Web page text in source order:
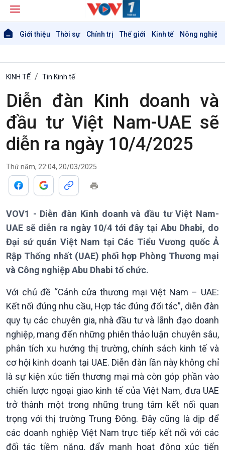
Giới thiệu Thời sự Chính trị Thế giới Kinh tế Nông nghiệp
Thời sự 6h
Thời sự 12h
Thời sự 18h
Thời sự 21h30
Bản tin
Theo dòng Thời sự
Tin Chính trị
Chính phủ với người dân
Thế giới
Tin thế giới
Vấn đề quốc tế
KINH TẾ Tin Kinh tế
Diễn đàn Kinh doanh và
đầu tư Việt Nam-UAE sẽ
diễn ra ngày 10/4/2025
Thứ năm, 22:04, 20/03/2025
VOV1 - Diễn đàn Kinh doanh và đầu tư Việt Nam-
UAE sẽ diễn ra ngày 10/4 tới đây tại Abu Dhabi, do
Đại sứ quán Việt Nam tại Các Tiểu Vương quốc Ả
Rập Thống nhất (UAE) phối hợp Phòng Thương mại
và Công nghiệp Abu Dhabi tổ chức.
Với chủ đề “Cánh cửa thương mại Việt Nam – UAE:
Kết nối đúng nhu cầu, Hợp tác đúng đối tác”, diễn đàn
quy tụ các chuyên gia, nhà đầu tư và lãnh đạo doanh
nghiệp, mang đến những phiên thảo luận chuyên sâu,
phân tích xu hướng thị trường, chính sách kinh tế và
cơ hội kinh doanh tại UAE. Diễn đàn lần này không chỉ
là sự kiện xúc tiến thương mại mà còn góp phần vào
chiến lược ngoại giao kinh tế của Việt Nam, đưa UAE
trở thành một trong những trung tâm kết nối quan
trọng với thị trường Trung Đông. Đây cũng là dịp để
các doanh nghiệp Việt Nam trực tiếp kết nối với các
đối tác tiềm năng, đẩy mạnh hoạt động xúc tiến